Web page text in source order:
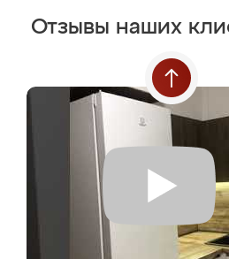
Отзывы наших